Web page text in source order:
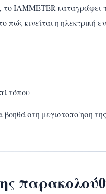
IAMMETER καταγράφει
πώς κινείται η ηλεκτρική
τόπου
στη μεγιστοποίηση